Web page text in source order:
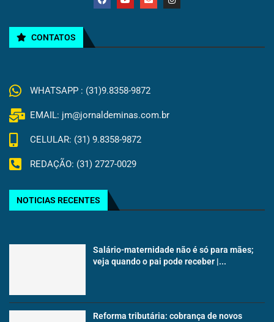
CONTATOS
WHATSAPP : (31)9.8358-9872
EMAIL: jm@jornaldeminas.com.br
CELULAR: (31) 9.8358-9872
REDAÇÃO: (31) 2727-0029
NOTICIAS RECENTES
Salário-maternidade não é só para mães;
veja quando o pai pode receber |...
Reforma tributária: cobrança de novos